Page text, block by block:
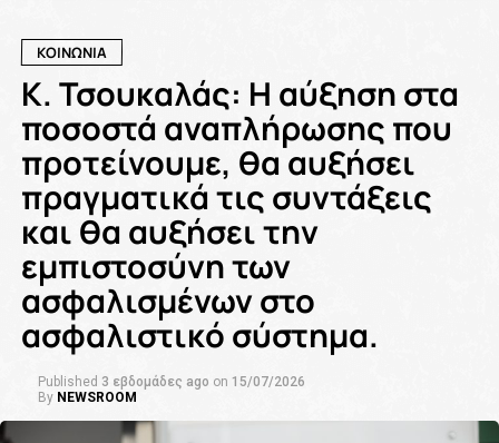
ΚΟΙΝΩΝΙΑ
Κ. Τσουκαλάς: Η αύξηση στα
ποσοστά αναπλήρωσης που
προτείνουμε, θα αυξήσει
πραγματικά τις συντάξεις
και θα αυξήσει την
εμπιστοσύνη των
ασφαλισμένων στο
ασφαλιστικό σύστημα.
Published 3 εβδομάδες ago on 15/07/2026
By NEWSROOM